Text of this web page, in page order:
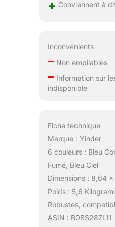
+ Conviennent à
Inconvénients
–Non empilables
–Information sur
indisponible
Fiche technique
Marque : Yinder
6 couleurs : Bleu
Fumé, Bleu Ciel
Dimensions : 8,64
Poids : 5,6
Robustes,
ASIN : B0BS287L11